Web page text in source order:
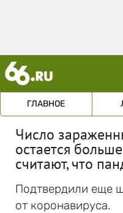
ГЛАВНОЕ
Число
остается
считают, что
Подтвердили еще
от коронавируса.